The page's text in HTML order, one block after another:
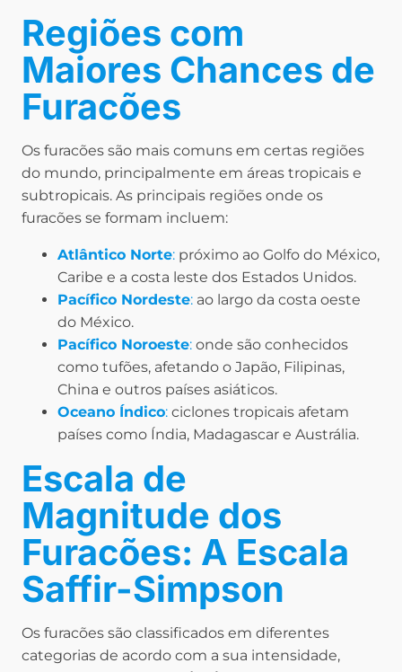
Regiões com
Maiores Chances de
Furacões
Os furacões são mais comuns em certas regiões
do mundo, principalmente em áreas tropicais e
subtropicais. As principais regiões onde os
furacões se formam incluem:
Atlântico Norte: próximo ao Golfo do México,
Caribe e a costa leste dos Estados Unidos.
Pacífico Nordeste: ao largo da costa oeste
do México.
Pacífico Noroeste: onde são conhecidos
como tufões, afetando o Japão, Filipinas,
China e outros países asiáticos.
Oceano Índico: ciclones tropicais afetam
países como Índia, Madagascar e Austrália.
Escala de
Magnitude dos
Furacões: A Escala
Saffir-Simpson
Os furacões são classificados em diferentes
categorias de acordo com a sua intensidade,